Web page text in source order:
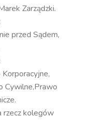
Zarządzki.
przed Sądem,
Cywilne,Prawo
rzecz kolegów